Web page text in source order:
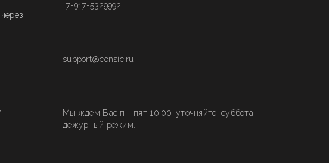
+7-917-5329992
support@consic.ru
Мы ждем Вас пн-пят 10.00-уточняйте, суббота
дежурный режим.